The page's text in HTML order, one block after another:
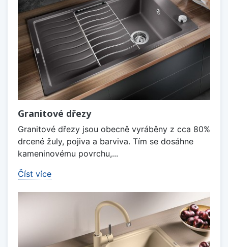
Granitové dřezy
Granitové dřezy jsou obecně vyráběny z cca 80%
drcené žuly, pojiva a barviva. Tím se dosáhne
kameninovému povrchu,...
Číst více